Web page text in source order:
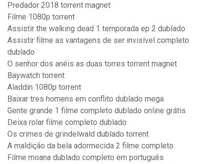
Predador 2018 torrent magnet
Filme 1080p torrent
Assistir the walking dead 1 temporada ep 2 dublado
Assistir filme as vantagens de ser invisível completo
dublado
O senhor dos anéis as duas torres torrent magnet
Baywatch torrent
Aladdin 1080p torrent
Baixar tres homens em conflito dublado mega
Gente grande 1 filme completo dublado online grátis
Deixa rolar filme completo dublado
Os crimes de grindelwald dublado torrent
A maldição da bela adormecida 2 filme completo
Filme moana dublado completo em português